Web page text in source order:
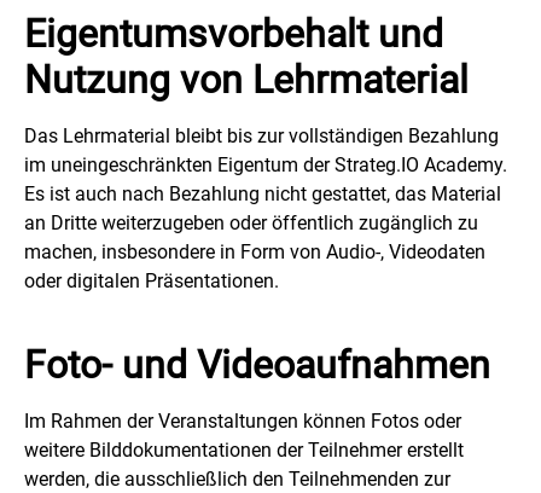
Eigentumsvorbehalt und
Nutzung von Lehrmaterial
Das Lehrmaterial bleibt bis zur vollständigen Bezahlung
im uneingeschränkten Eigentum der Strateg.IO Academy.
Es ist auch nach Bezahlung nicht gestattet, das Material
an Dritte weiterzugeben oder öffentlich zugänglich zu
machen, insbesondere in Form von Audio-, Videodaten
oder digitalen Präsentationen.
Foto- und Videoaufnahmen
Im Rahmen der Veranstaltungen können Fotos oder
weitere Bilddokumentationen der Teilnehmer erstellt
werden, die ausschließlich den Teilnehmenden zur